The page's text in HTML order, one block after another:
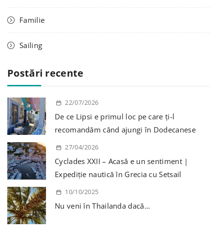
p
:
Familie
Sailing
Postări recente
22/07/2026
De ce Lipsi e primul loc pe care ți-l
recomandăm când ajungi în Dodecanese
27/04/2026
Cyclades XXII – Acasă e un sentiment |
Expediție nautică în Grecia cu Setsail
10/10/2025
Nu veni în Thailanda dacă…